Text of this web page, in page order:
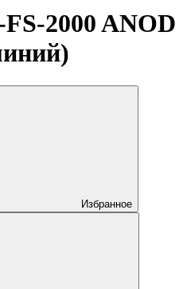
2000 ANOD
Избранное